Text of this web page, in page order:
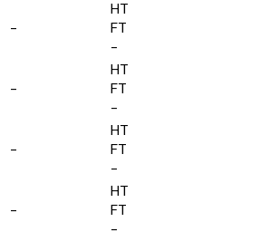
-
HT
FT
-
-
HT
FT
-
-
HT
FT
-
-
HT
FT
-